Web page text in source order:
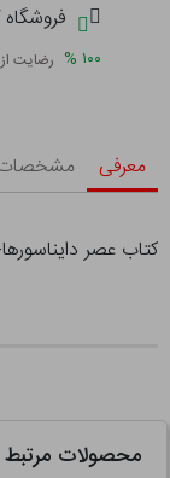
۱۰۰ % رضایت از
معرفی
کتاب عصر
محصولات مرتبط